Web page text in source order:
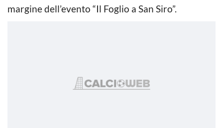
margine dell’evento “Il Foglio a San Siro”.